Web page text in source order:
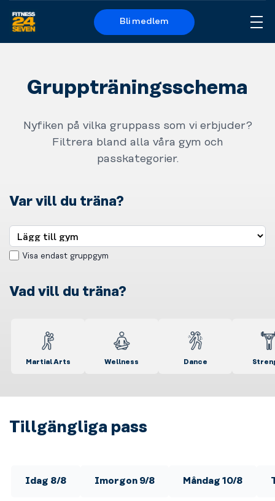
Logo
Bli medlem
Gruppträningsschema
Nyfiken på vilka gruppass som vi erbjuder?
Filtrera bland alla våra gym och
passkategorier.
Var vill du träna?
Visa endast gruppgym
Vad vill du träna?
Martial Arts Wellness Dance
Tillgängliga pass
Idag 8/8 Imorgon 9/8 Måndag 10/8